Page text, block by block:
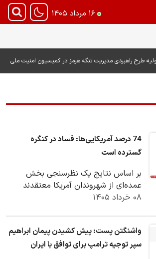
۱۶ مرداد ۱۴۰۵
طرح راهبردی مدیریت تنگه هرمز در کمیسیون امنیت ملی
74 درصد آمریکایی‌ها: فساد در کنگره
گسترده است
بر اساس نتایج یک نظرسنجی بخش
عمده‌ای از شهروندان آمریکا معتقدند
فساد در کنگره این کشور گسترده و فراگیر
۰۸ خرداد ۱۴۰۵
واشنگتن پست: پیش کشیدن پیمان ابراهیم
سپر توجیه ترامپ برای توافق با ایران